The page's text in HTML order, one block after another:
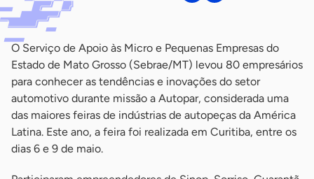
O Serviço de Apoio às Micro e Pequenas Empresas do
Estado de Mato Grosso (Sebrae/MT) levou 80 empresários
para conhecer as tendências e inovações do setor
automotivo durante missão a Autopar, considerada uma
das maiores feiras de indústrias de autopeças da América
Latina. Este ano, a feira foi realizada em Curitiba, entre os
dias 6 e 9 de maio.